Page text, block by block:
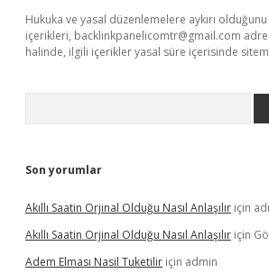
Hukuka ve yasal düzenlemelere aykırı
içerikleri, backlinkpanelicomtr@gmail.com
halinde, ilgili içerikler yasal süre içerisinde
Son yorumlar
Akıllı Saatin Orjinal Olduğu Nasıl Anlaşılır için
Akıllı Saatin Orjinal Olduğu Nasıl Anlaşılır için
Adem Elması Nasil Tuketilir için admin